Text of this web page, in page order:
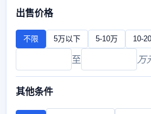
出售价格
不限 5万以下 5-10万 10-
至 万
其他条件